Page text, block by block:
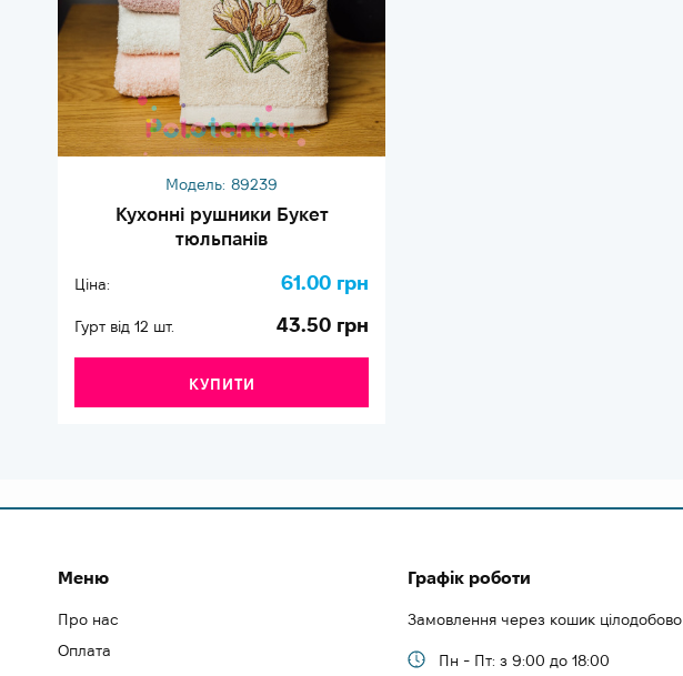
Модель: 89239
Кухонні рушники Букет
тюльпанів
Ціна: 61.00 грн
Гурт від 12 шт. 43.50 грн
КУПИТИ
Меню
Про нас
Оплата
Графік роботи
Замовлення через кошик цілодобово
Пн - Пт: з 9:00 до 18:00